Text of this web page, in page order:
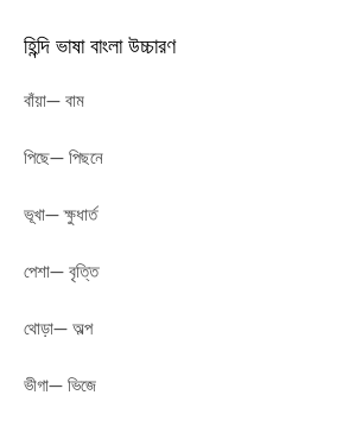
হিন্দি ভাষা বাংলা উচ্চারণ
বাঁয়া— বাম
পিছে— পিছনে
ভূখা— ক্ষুধার্ত
পেশা— বৃত্তি
থোড়া— অল্প
ভীগা— ভিজে